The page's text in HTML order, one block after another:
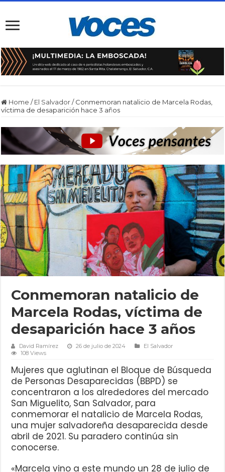
Home / El Salvador / Conmemoran natalicio de Marcela Rodas,
víctima de desaparición hace 3 años
Conmemoran natalicio de
Marcela Rodas, víctima de
desaparición hace 3 años
David Ramírez 26 de julio de 2024
El Salvador
108 Views
Mujeres que aglutinan el Bloque de Búsqueda
de Personas Desaparecidas (BBPD) se
concentraron a los alrededores del mercado
San Miguelito, San Salvador, para
conmemorar el natalicio de Marcela Rodas,
una mujer salvadoreña desaparecida desde
abril de 2021. Su paradero continúa sin
conocerse.
«Marcela vino a este mundo un 28 de julio de